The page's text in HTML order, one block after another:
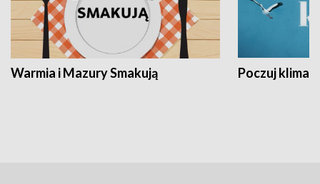
Warmia i Mazury Smakują Poczuj klimat